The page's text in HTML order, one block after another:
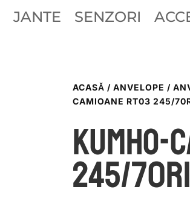
JANTE SENZORI
ACASĂ / ANVELOPE /
CAMIOANE RT03 245/
KUMHO-
245/